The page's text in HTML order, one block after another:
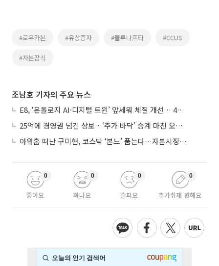
#로우카본 #유상증자 #블루나프타 #CCUS
#자본잠식
조남호 기자의 주요 뉴스
E8, ‘온톨로지 AI·디지털 트윈’ 앞세워 체질 개선… 4분기 흑자전환 총력
25억에 경영권 넘긴 상보…‘주가 바닥’ 승계 마친 오너 2세, 주가 부양 나설까
아워홈 떠난 구미현, 코스닥 ‘본느’ 품는다…자본시장 전면 등판
좋아요
0
화나요
0
슬퍼요
0
추가취재 원해요
0